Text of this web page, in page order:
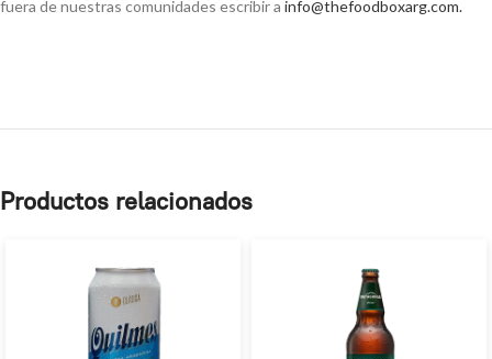
fuera de nuestras comunidades escribir a info@thefoodboxarg.com.
Productos relacionados